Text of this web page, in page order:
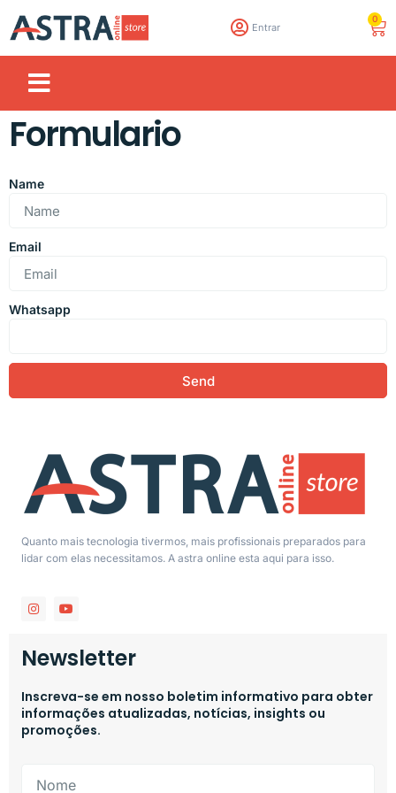
Entrar
0
Formulario
Name
Email
Whatsapp
Send
Quanto mais tecnologia tivermos, mais profissionais preparados para
lidar com elas necessitamos. A astra online esta aqui para isso.
Newsletter
Inscreva-se em nosso boletim informativo para obter
informações atualizadas, notícias, insights ou
promoções.